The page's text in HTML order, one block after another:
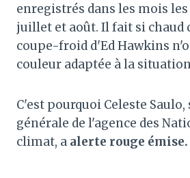
enregistrés dans les mois les
juillet et août. Il fait si chaud
coupe-froid d'Ed Hawkins
couleur adaptée à la
C'est pourquoi Celeste
générale de l'agence des
climat, a alerte rouge émise.